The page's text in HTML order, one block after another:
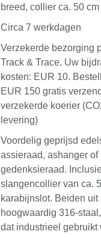
breed, collier ca. 50
Circa 7 werkdagen
Verzekerde bezorging
Track & Trace. Uw
kosten: EUR 10.
EUR 150 gratis
verzekerde koerier
levering)
Voordelig geprijsd
assieraad, ashanger of
gedenksieraad.
slangencollier van ca.
karabijnslot. Beiden uit
hoogwaardig 316-
dat industrieel gebruikt